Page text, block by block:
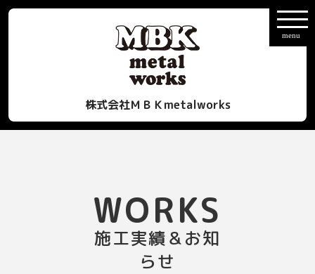
株式会社ＭＢＫmetalworks
WORKS
施工実績＆お知
らせ